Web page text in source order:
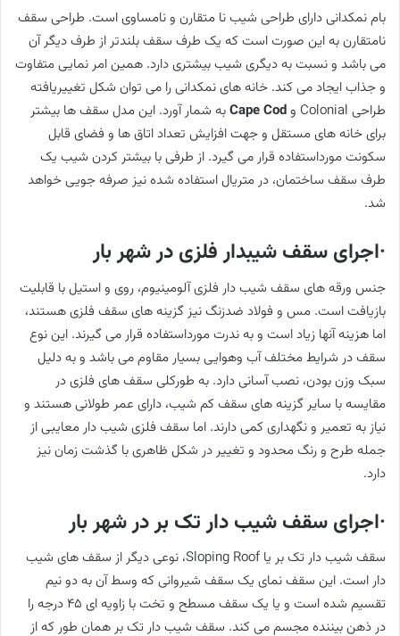
بام نمکدانی دارای طراحی شیب نا متقارن و نامساوی است. طراحی سقف
نامتقارن به این صورت است که یک طرف سقف بلندتر از طرف دیگر آن
می باشد و نسبت به دیگری شیب بیشتری دارد. همین امر نمایی متفاوت
و جذاب ایجاد می کند. خانه های نمکدانی را می توان شکل تغییریافته
طراحی Colonial و
Cape Codبه شمار آورد. این مدل سقف ها بیشتر
برای خانه های مستقل و جهت افزایش تعداد اتاق ها و فضای قابل
سکونت مورداستفاده قرار می گیرد. از طرفی با بیشتر کردن شیب یک
طرف سقف ساختمان، در متریال استفاده شده نیز صرفه جویی خواهد
شد.
·اجرای سقف شیبدار فلزی در شهر بار
جنس ورقه های سقف شیب دار فلزی آلومینیوم، روی و استیل با قابلیت
بازیافت است. مس و فولاد ضدزنگ نیز گزینه های سقف فلزی هستند،
اما هزینه آنها زیاد است و به ندرت مورداستفاده قرار می گیرند. این نوع
سقف در شرایط مختلف آب وهوایی بسیار مقاوم می باشد و به دلیل
سبک وزن بودن، نصب آسانی دارد. به طورکلی سقف های فلزی در
مقایسه با سایر گزینه های سقف کم شیب، دارای عمر طولانی هستند و
نیاز به تعمیر و نگهداری کمی دارند. اما سقف فلزی شیب دار معایبی از
جمله طرح و رنگ محدود و تغییر در شکل ظاهری با گذشت زمان نیز
دارد.
·اجرای سقف شیب دار تک بر در شهر بار
سقف شیب دار تک بر یا Sloping Roof، نوعی دیگر از سقف های شیب
دار است. این سقف نمای یک سقف شیروانی که وسط آن به دو نیم
تقسیم شده است و یا یک سقف مسطح و تخت با زاویه ای ٤٥ درجه را
در ذهن بیننده مجسم می کند. سقف شیب دار تک بر همان طور که از